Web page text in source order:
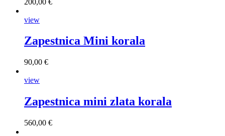
view
Zapestnica Mini korala
90,00 €
view
Zapestnica mini zlata korala
560,00 €